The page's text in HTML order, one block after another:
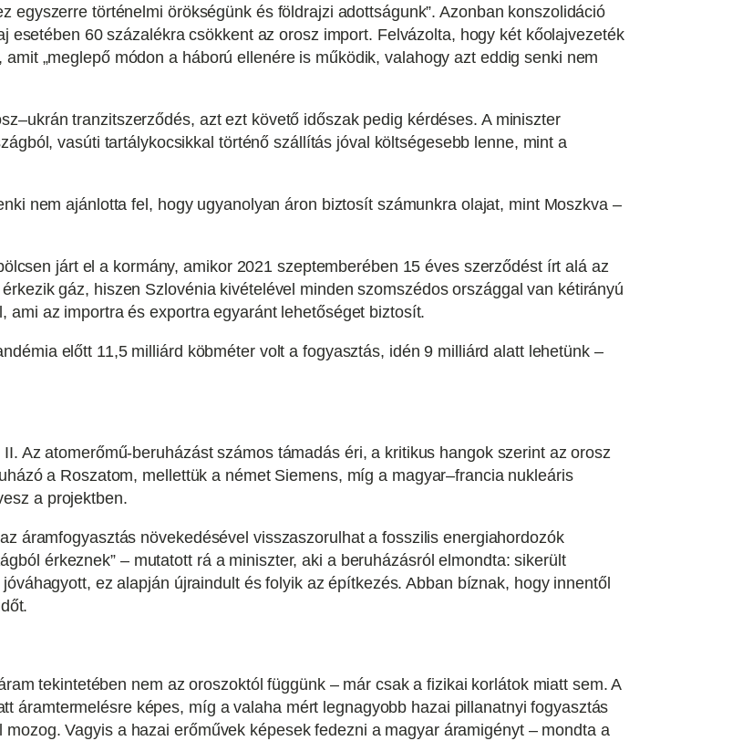
egyszerre történelmi örökségünk és földrajzi adottságunk”. Azonban konszolidáció
esetében 60 százalékra csökkent az orosz import. Felvázolta, hogy két kőolajvezeték
„meglepő módon a háború ellenére is működik, valahogy azt eddig senki nem
tranzitszerződés, azt ezt követő időszak pedig kérdéses. A miniszter
vasúti tartálykocsikkal történő szállítás jóval költségesebb lenne, mint a
nem ajánlotta fel, hogy ugyanolyan áron biztosít számunkra olajat, mint Moszkva –
járt el a kormány, amikor 2021 szeptemberében 15 éves szerződést írt alá az
gáz, hiszen Szlovénia kivételével minden szomszédos országgal van kétirányú
az importra és exportra egyaránt lehetőséget biztosít.
előtt 11,5 milliárd köbméter volt a fogyasztás, idén 9 milliárd alatt lehetünk –
Az atomerőmű-beruházást számos támadás éri, a kritikus hangok szerint az orosz
a Roszatom, mellettük a német Siemens, míg a magyar–francia nukleáris
a projektben.
áramfogyasztás növekedésével visszaszorulhat a fosszilis energiahordozók
érkeznek” – mutatott rá a miniszter, aki a beruházásról elmondta: sikerült
ez alapján újraindult és folyik az építkezés. Abban bíznak, hogy innentől
tekintetében nem az oroszoktól függünk – már csak a fizikai korlátok miatt sem. A
áramtermelésre képes, míg a valaha mért legnagyobb hazai pillanatnyi fogyasztás
Vagyis a hazai erőművek képesek fedezni a magyar áramigényt – mondta a